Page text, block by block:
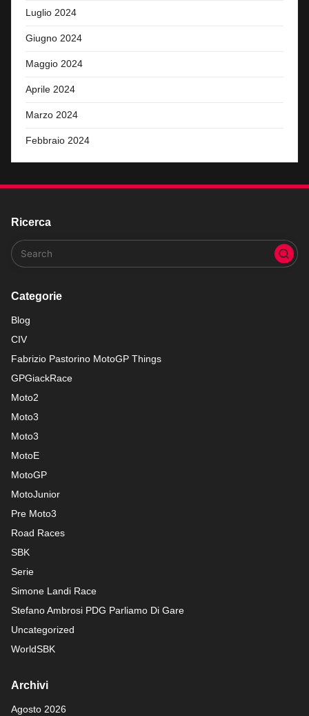
Luglio 2024
Giugno 2024
Maggio 2024
Aprile 2024
Marzo 2024
Febbraio 2024
Ricerca
Categorie
Blog
CIV
Fabrizio Pastorino MotoGP Things
GPGiackRace
Moto2
Moto3
Moto3
MotoE
MotoGP
MotoJunior
Pre Moto3
Road Races
SBK
Serie
Simone Landi Race
Stefano Ambrosi PDG Parliamo Di Gare
Uncategorized
WorldSBK
Archivi
Agosto 2026